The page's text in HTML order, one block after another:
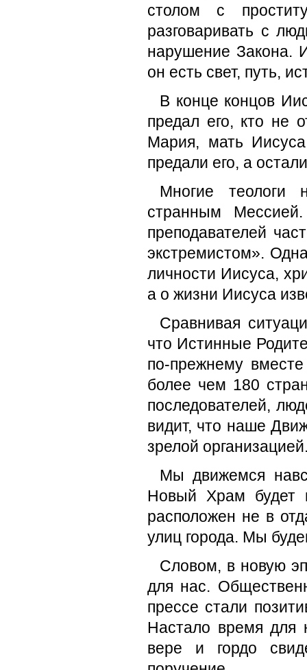
столом с
разговаривать с
нарушение Закона.
он есть свет, путь,
В конце концов
предал его, кто не
Мария, мать
предали его, а
Многие теологи
странным
преподавателей
экстремистом».
личности Иисуса,
а о жизни Иисуса
Сравнивая
что Истинные
по-прежнему
более чем 180
последователей,
видит, что наше
зрелой
Мы движемся
Новый Храм будет
расположен не в
улиц города. Мы
Словом, в новую
для нас.
прессе стали
Настало время для
вере и гордо